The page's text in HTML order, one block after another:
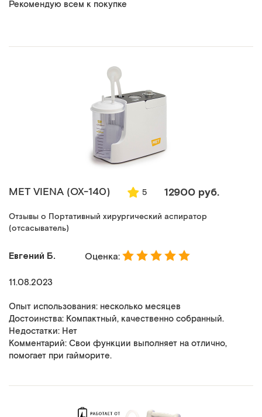
Рекомендую всем к покупке
MET VIENA (ОХ-140) 5 12900 руб.
Отзывы о Портативный хирургический аспиратор
(отсасыватель)
Евгений Б. Оценка:
11.08.2023
Опыт использования: несколько месяцев
Достоинства: Компактный, качественно собранный.
Недостатки: Нет
Комментарий: Свои функции выполняет на отлично,
помогает при гайморите.